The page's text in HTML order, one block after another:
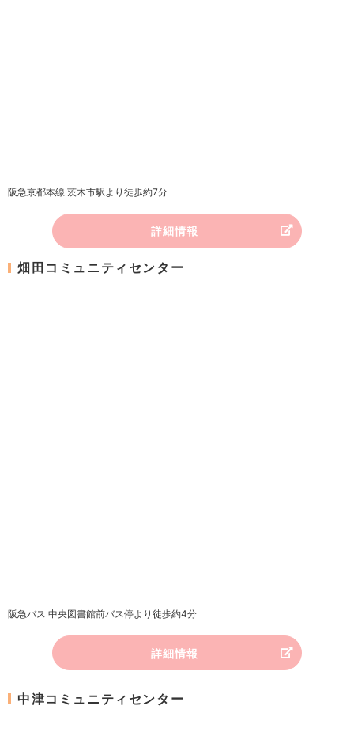
阪急京都本線 茨木市駅より徒歩約7分
詳細情報
畑田コミュニティセンター
阪急バス 中央図書館前バス停より徒歩約4分
詳細情報
中津コミュニティセンター